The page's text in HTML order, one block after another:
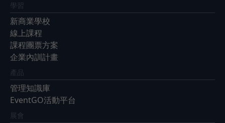
學習
新商業學校
線上課程
課程團票方案
企業內訓計畫
產品
管理知識庫
EventGO活動平台
展會